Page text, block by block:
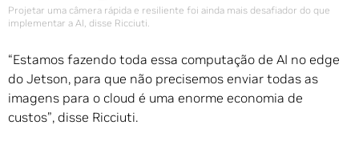
Projetar uma câmera rápida e resiliente foi ainda mais desafiador do que
implementar a AI, disse Ricciuti.
“Estamos fazendo toda essa computação de AI no edge
do Jetson, para que não precisemos enviar todas as
imagens para o cloud é uma enorme economia de
custos”, disse Ricciuti.